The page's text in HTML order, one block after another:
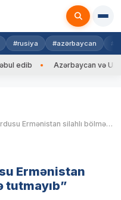
#rusiya #azərbaycan
edib Azərbaycan və
MN: “Azərbaycan Ordusu Ermənistan silahlı bölmələrini atəşə tutmayıb”
Ermənistan
tutmayıb”